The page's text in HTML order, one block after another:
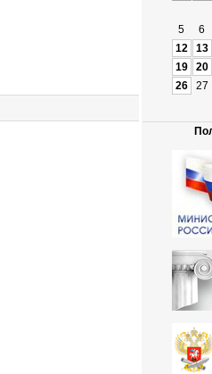
5
6
12
13
19
20
26
27